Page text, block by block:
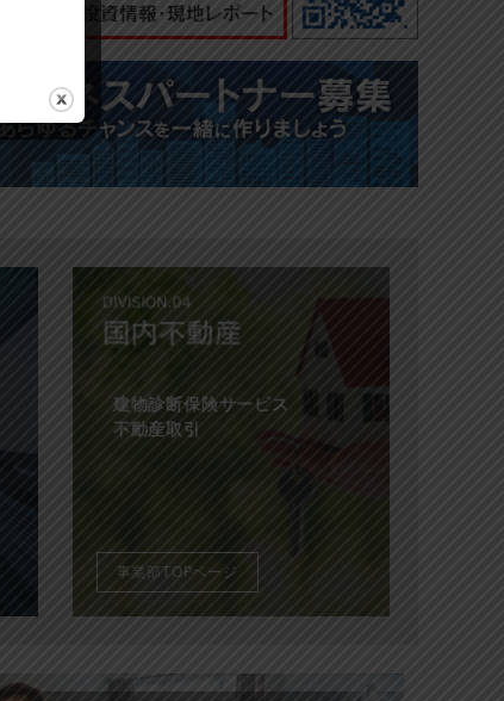
建物診断保険サービス
不動産取引
事業部TOPページ